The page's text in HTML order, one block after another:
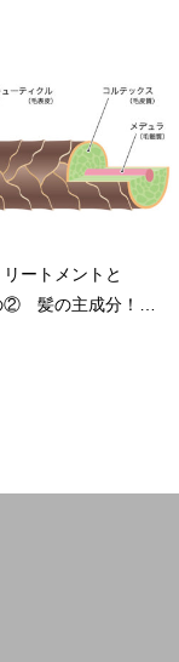
ートメントと
② 髪の主成分！